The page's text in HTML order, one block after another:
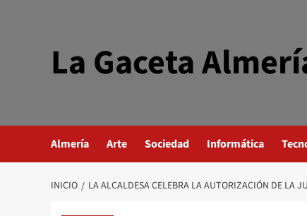
La Gaceta
Almería Arte Sociedad Informática
INICIO LA ALCALDESA CELEBRA LA AUTORIZACIÓN DE LA